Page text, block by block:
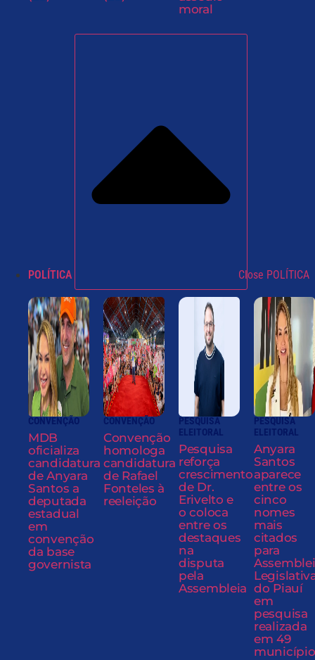
moral
POLÍTICA Close POLÍTICA
CONVENÇÃO
MDB
oficializa
candidatura
de Anyara
Santos a
deputada
estadual
em
convenção
da base
governista
CONVENÇÃO
Convenção
homologa
candidatura
de Rafael
Fonteles à
reeleição
PESQUISA
ELEITORAL
Pesquisa
reforça
crescimento
de Dr.
Erivelto e
o coloca
entre os
destaques
na
disputa
pela
Assembleia
PESQUISA
ELEITORAL
Anyara
Santos
aparece
entre os
cinco
nomes
mais
citados
para
do Piauí
em
pesquisa
realizada
em 49